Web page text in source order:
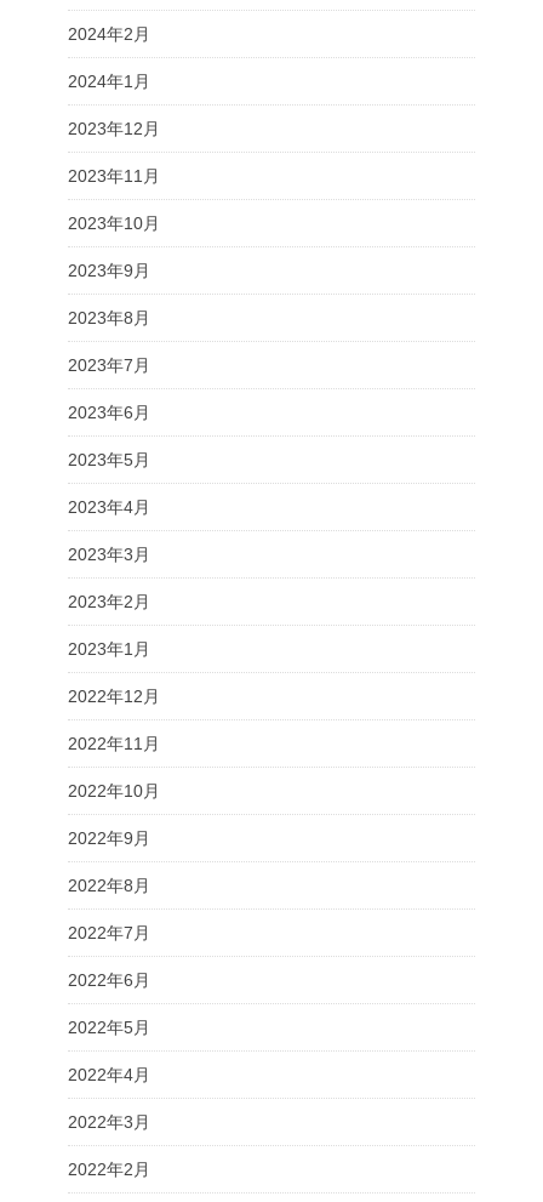
2024年2月
2024年1月
2023年12月
2023年11月
2023年10月
2023年9月
2023年8月
2023年7月
2023年6月
2023年5月
2023年4月
2023年3月
2023年2月
2023年1月
2022年12月
2022年11月
2022年10月
2022年9月
2022年8月
2022年7月
2022年6月
2022年5月
2022年4月
2022年3月
2022年2月